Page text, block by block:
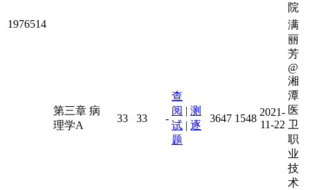
院
1976514
第三章 病
理学A
33 33 -
查
阅 | 测
试 | 逐
题
3647 1548
2021-
11-22
满
丽
芳
@
湘
潭
医
卫
职
业
技
术